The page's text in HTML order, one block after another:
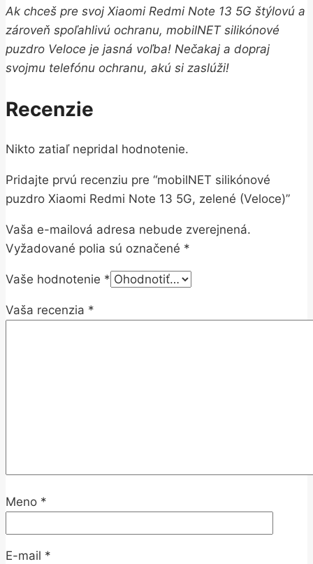
Ak chceš pre svoj Xiaomi Redmi Note 13 5G štýlovú a
zároveň spoľahlivú ochranu, mobilNET silikónové
puzdro Veloce je jasná voľba! Nečakaj a dopraj
svojmu telefónu ochranu, akú si zaslúži!
Recenzie
Nikto zatiaľ nepridal hodnotenie.
Pridajte prvú recenziu pre “mobilNET silikónové
puzdro Xiaomi Redmi Note 13 5G, zelené (Veloce)”
Vaša e-mailová adresa nebude zverejnená.
Vyžadované polia sú označené *
Vaše hodnotenie *
Vaša recenzia *
Meno *
E-mail *